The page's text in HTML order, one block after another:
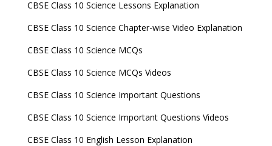
CBSE Class 10 Science Lessons Explanation
CBSE Class 10 Science Chapter-wise Video Explanation
CBSE Class 10 Science MCQs
CBSE Class 10 Science MCQs Videos
CBSE Class 10 Science Important Questions
CBSE Class 10 Science Important Questions Videos
CBSE Class 10 English Lesson Explanation